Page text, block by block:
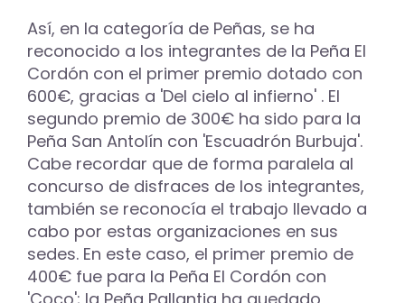
Así, en la categoría de Peñas, se ha
reconocido a los integrantes de la Peña El
Cordón con el primer premio dotado con
600€, gracias a 'Del cielo al infierno' . El
segundo premio de 300€ ha sido para la
Peña San Antolín con 'Escuadrón Burbuja'.
Cabe recordar que de forma paralela al
concurso de disfraces de los integrantes,
también se reconocía el trabajo llevado a
cabo por estas organizaciones en sus
sedes. En este caso, el primer premio de
400€ fue para la Peña El Cordón con